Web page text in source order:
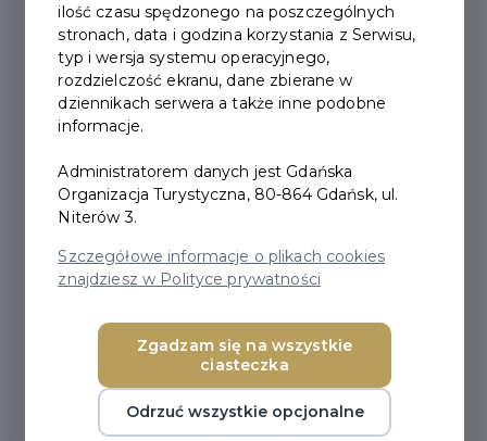
Gdańskiej Organizacji Turystycznej należy
zapoznać się z załączonym
regulaminem, pobrać dokument zamówienia
WZ, a następnie przesłać go na adres:
magazyn@visitgdansk.com
poniżej.
Regulamin wydawania drukowanych materiałów
promocyjnych GOT -POBIERZ(968.79 KB)
Dokument WZ - format .pdf -
POBIERZ (44 KB)
Magazyn czynny jest w każdy wtorek, w
godzinach od 9:00 do 12:00. Odebranie
ilość czasu spędzonego na poszczególnych
stronach, data i godzina korzystania z Serwisu,
typ i wersja systemu operacyjnego,
rozdzielczość ekranu, dane zbierane w
dziennikach serwera a także inne podobne
informacje.
Administratorem danych jest Gdańska
Organizacja Turystyczna, 80-864 Gdańsk, ul.
Niterów 3.
Szczegółowe informacje o plikach cookies
znajdziesz w Polityce prywatności
Zgadzam się na wszystkie
ciasteczka
Odrzuć wszystkie opcjonalne